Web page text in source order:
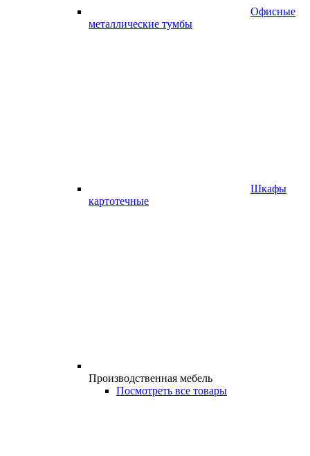
Офисные
металлические тумбы
Шкафы
картотечные
Производственная мебель
Посмотреть все товары